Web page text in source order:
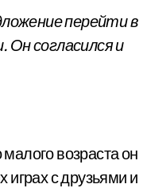
перейти в
Он согласился и
возраста он
с друзьями и